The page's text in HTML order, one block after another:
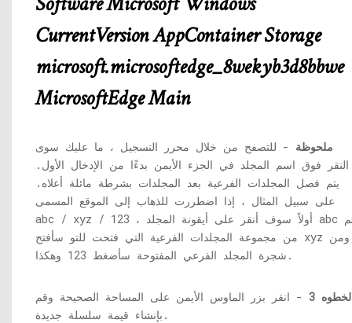
CurrentVersion AppContainer Storage
microsoft.microsoftedge_8wekyb3d8bbwe
MicrosoftEdge Main
ملحوظة - للتصفح من خلال محرر التسجيل ، ما عليك سوى
النقر فوق اسم المجلد في الجزء الأيمن بدءًا من الإدخال الأول.
يتم فصل المجلدات الفرعية بعد المجلدات بشرطة مائلة أعلاه.
على سبيل المثال ، إذا اضطررت للذهاب إلى الموقع المسمى
abc / xyz / 123 ، أولاً سوف أنقر على أيقونة المجلد abc ثم
من مجموعة المجلدات الفرعية التي فتحت للتو سأفتح xyz ومن
شجرة المجلد الفرعي المفتوحة سأضغط 123 وهكذا.
3
- انقر بزر الماوس الأيمن على المساحة الصحيحة وقم
بإنشاء قيمة سلسلة جديدة.